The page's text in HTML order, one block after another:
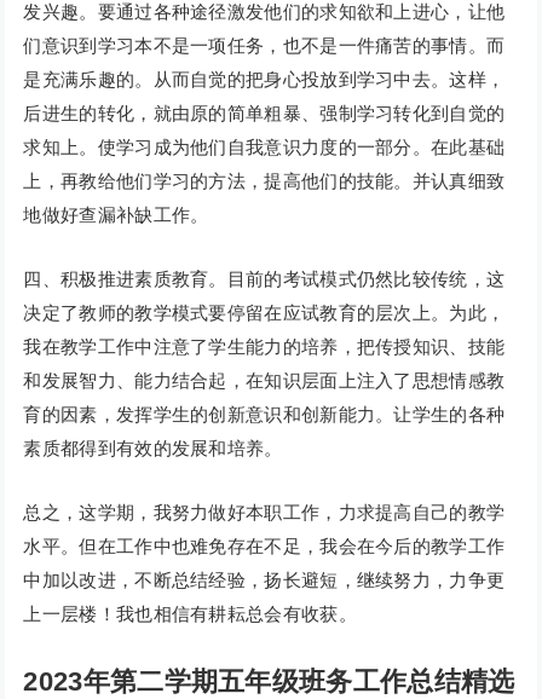
发兴趣。要通过各种途径激发他们的求知欲和上进心，让他
们意识到学习本不是一项任务，也不是一件痛苦的事情。而
是充满乐趣的。从而自觉的把身心投放到学习中去。这样，
后进生的转化，就由原的简单粗暴、强制学习转化到自觉的
求知上。使学习成为他们自我意识力度的一部分。在此基础
上，再教给他们学习的方法，提高他们的技能。并认真细致
地做好查漏补缺工作。
四、积极推进素质教育。目前的考试模式仍然比较传统，这
决定了教师的教学模式要停留在应试教育的层次上。为此，
我在教学工作中注意了学生能力的培养，把传授知识、技能
和发展智力、能力结合起，在知识层面上注入了思想情感教
育的因素，发挥学生的创新意识和创新能力。让学生的各种
素质都得到有效的发展和培养。
总之，这学期，我努力做好本职工作，力求提高自己的教学
水平。但在工作中也难免存在不足，我会在今后的教学工作
中加以改进，不断总结经验，扬长避短，继续努力，力争更
上一层楼！我也相信有耕耘总会有收获。
2023年第二学期五年级班务工作总结精选